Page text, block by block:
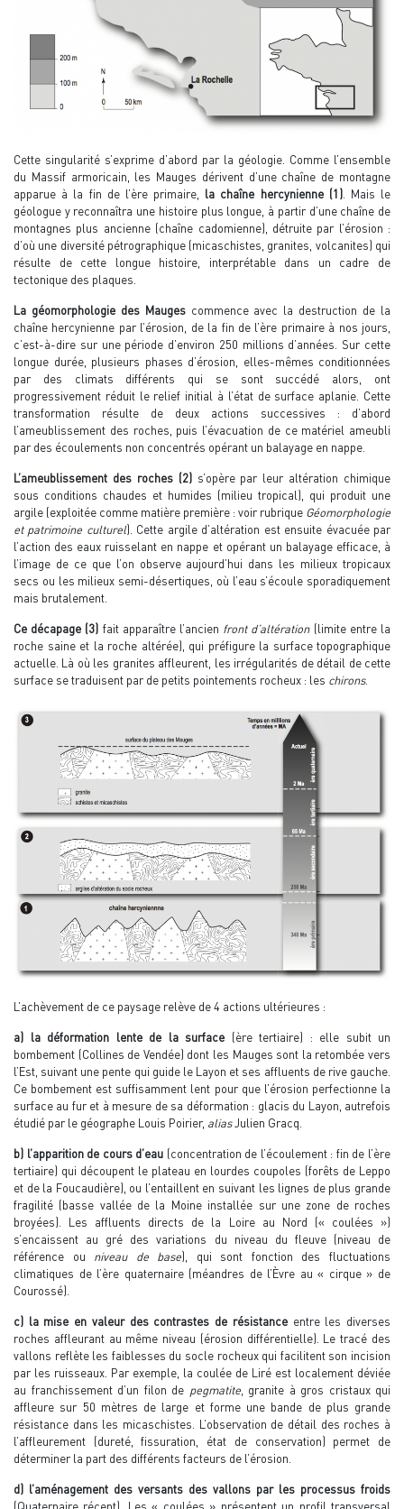
Cette singularité s’exprime d’abord par la géologie. Comme l’ensemble
du Massif armoricain, les Mauges dérivent d’une chaîne de montagne
apparue à la fin de l’ère primaire, la chaîne hercynienne (1). Mais le
géologue y reconnaîtra une histoire plus longue, à partir d’une chaîne de
montagnes plus ancienne (chaîne cadomienne), détruite par l’érosion :
d’où une diversité pétrographique (micaschistes, granites, volcanites) qui
résulte de cette longue histoire, interprétable dans un cadre de
tectonique des plaques.
La géomorphologie des Maugescommence avec la destruction de la
chaîne hercynienne par l’érosion, de la fin de l’ère primaire à nos jours,
c’est-à-dire sur une période d’environ 250 millions d’années. Sur cette
longue durée, plusieurs phases d’érosion, elles-mêmes conditionnées
par des climats différents qui se sont succédé alors, ont
progressivement réduit le relief initial à l’état de surface aplanie. Cette
transformation résulte de deux actions successives : d’abord
l’ameublissement des roches, puis l’évacuation de ce matériel ameubli
par des écoulements non concentrés opérant un balayage en nappe.
L’ameublissement des roches (2)s’opère par leur altération chimique
sous conditions chaudes et humides (milieu tropical), qui produit une
argile (exploitée comme matière première : voir rubrique Géomorphologie
et patrimoine culturel). Cette argile d’altération est ensuite évacuée par
l’action des eaux ruisselant en nappe et opérant un balayage efficace, à
l’image de ce que l’on observe aujourd’hui dans les milieux tropicaux
secs ou les milieux semi-désertiques, où l’eau s’écoule sporadiquement
mais brutalement.
Ce décapage (3) fait apparaître l’ancien front d’altération(limite entre la
roche saine et la roche altérée), qui préfigure la surface topographique
actuelle. Là où les granites affleurent, les irrégularités de détail de cette
surface se traduisent par de petits pointements rocheux : les chirons.
L’achèvement de ce paysage relève de 4 actions ultérieures :
a) la déformation lente de la surface (ère tertiaire) : elle subit un
bombement (Collines de Vendée) dont les Mauges sont la retombée vers
l’Est, suivant une pente qui guide le Layon et ses affluents de rive gauche.
Ce bombement est suffisamment lent pour que l’érosion perfectionne la
surface au fur et à mesure de sa déformation : glacis du Layon, autrefois
étudié par le géographe Louis Poirier, aliasJulien Gracq.
b) l’apparition de cours d’eau (concentration de l’écoulement : fin de l’ère
tertiaire) qui découpent le plateau en lourdes coupoles (forêts de Leppo
et de la Foucaudière), ou l’entaillent en suivant les lignes de plus grande
fragilité (basse vallée de la Moine installée sur une zone de roches
broyées). Les affluents directs de la Loire au Nord (« coulées »)
s’encaissent au gré des variations du niveau du fleuve (niveau de
référence ou niveau de base), qui sont fonction des fluctuations
climatiques de l’ère quaternaire (méandres de l’Èvre au « cirque » de
Courossé).
c) la mise en valeur des contrastes de résistanceentre les diverses
roches affleurant au même niveau (érosion différentielle). Le tracé des
vallons reflète les faiblesses du socle rocheux qui facilitent son incision
par les ruisseaux. Par exemple, la coulée de Liré est localement déviée
au franchissement d’un filon de pegmatite, granite à gros cristaux qui
affleure sur 50 mètres de large et forme une bande de plus grande
résistance dans les micaschistes. L’observation de détail des roches à
l’affleurement (dureté, fissuration, état de conservation) permet de
déterminer la part des différents facteurs de l’érosion.
d) l’aménagement des versants des vallons par les processus froids